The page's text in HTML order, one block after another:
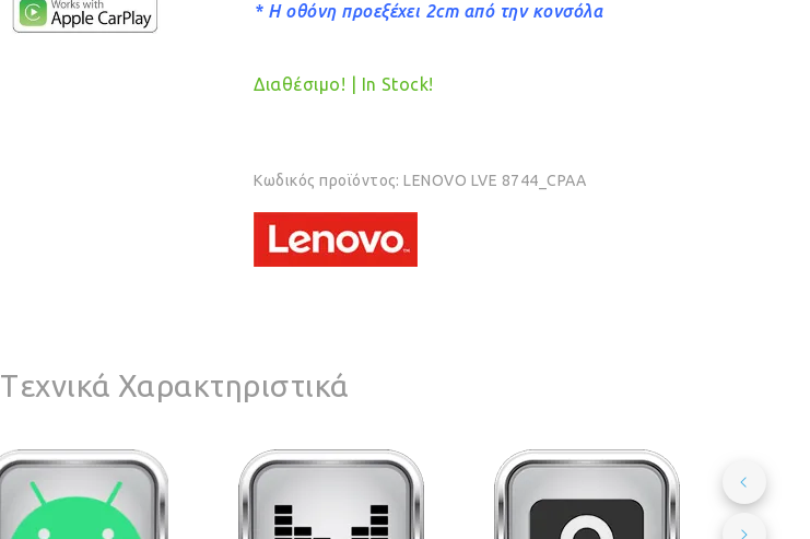
* Η οθόνη προεξέχει 2cm από την κονσόλα
Διαθέσιμο! | In Stock!
Κωδικός προϊόντος:LENOVO LVE 8744_CPAA
Tεχνικά Χαρακτηριστικά